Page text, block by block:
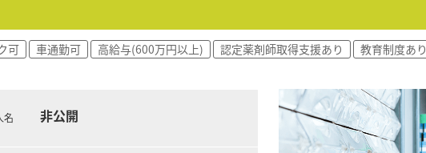
制が充実しており、安心して業務に集中できる職場環境です。
お互いに助け合いながら笑顔で働くことができる温かい雰囲気です。
タッフの定着率が高く、長く腰を据えて働ける環境が整っております。
可 車通勤可 高給与(600万円以上) 認定薬剤師取得支援あり 教育制度あり
名 非公開